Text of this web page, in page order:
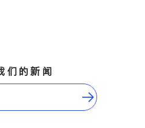
们的新闻